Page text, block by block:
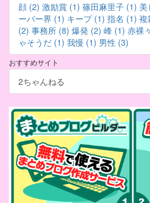
顔 (2) 激励賞 (1) 篠田麻里子 (1)
ーバー界 (1) キープ (1) 指名 (1) 複
(2) 事務所 (8) 爆発 (2) 峰 (1) 赤裸
ゃそうだ (1) 我慢 (1) 男性 (3)
おすすめサイト
2ちゃんねる